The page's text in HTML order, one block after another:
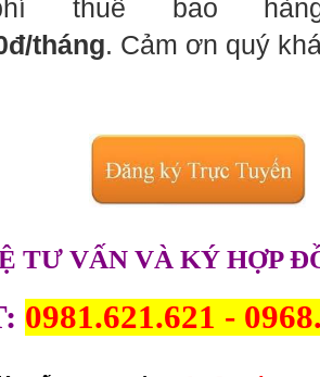
thuê bao
tháng. Cảm ơn quý
TƯ VẤN VÀ KÝ HỢP
0981.621.621 -